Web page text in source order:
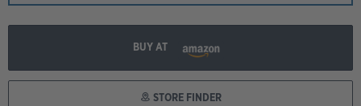
BUY AT
STORE FINDER